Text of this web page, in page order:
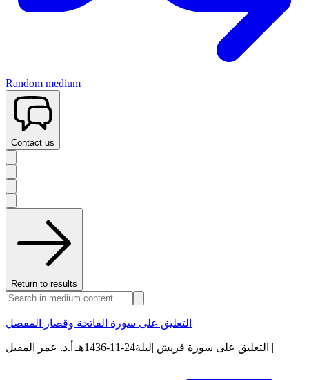
Random medium
Contact us
Return to results
التعليق على سورة الفاتحة وقصار المفصل
التعليق على سورة قريش |ليلة24-11-1436هـ|أ.د. عمر المقبل |